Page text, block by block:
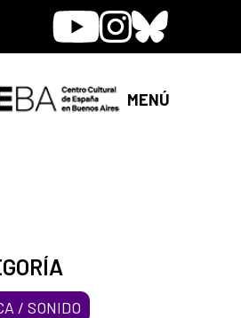
YoutubeInstagram
Bluesky
MENÚ
/ SONIDO